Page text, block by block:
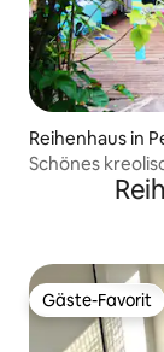
Reihenhaus in
Schönes
mit Meerblick
Gäste-Favorit
Gäste-Favorit